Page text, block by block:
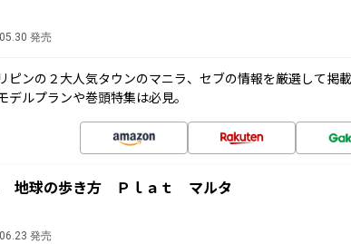
発売
ピンの２大人気タウンのマニラ、セブの情報を厳選して掲
デルプランや巻頭特集は必見。
地球の歩き方 Ｐｌａｔ マルタ
発売